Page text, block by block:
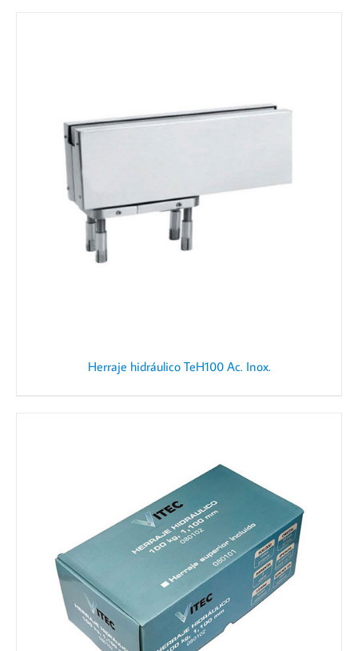
Herraje hidráulico TeH100 Ac. Inox.